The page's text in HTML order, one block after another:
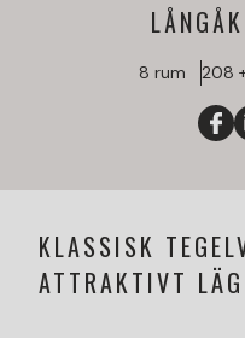
8 rum 208
KLASSISK
ATTRAKTIVT